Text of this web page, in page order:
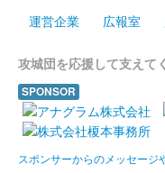
墨城印セット 第9弾
運営企業
広報室
攻城団を応援して支えて
SPONSOR
スポンサーからのメッセージ